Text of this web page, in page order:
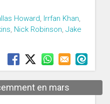
Howard, Irrfan Khan,
, Nick Robinson, Jake
en mars